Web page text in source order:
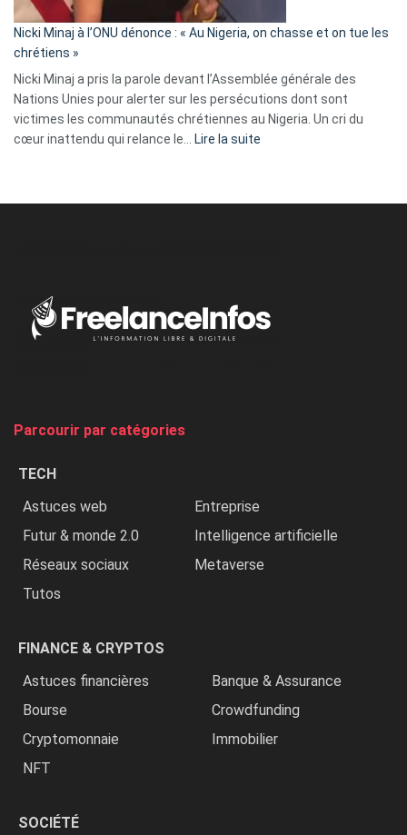
parle
ses
tripes »
Nicki Minaj à l’ONU dénonce : « Au Nigeria, on chasse et on tue les
chrétiens »
Nicki Minaj a pris la parole devant l’Assemblée générale des
Nations Unies pour alerter sur les persécutions dont sont
victimes les communautés chrétiennes au Nigeria. Un cri du
cœur inattendu qui relance le… Lire la suite
Nigeria,
Parcourir par catégories
TECH
Astuces web
Entreprise
Futur & monde 2.0
Intelligence artificielle
Réseaux sociaux
Metaverse
Tutos
FINANCE & CRYPTOS
Astuces financières
Banque & Assurance
Bourse
Crowdfunding
Cryptomonnaie
Immobilier
NFT
SOCIÉTÉ